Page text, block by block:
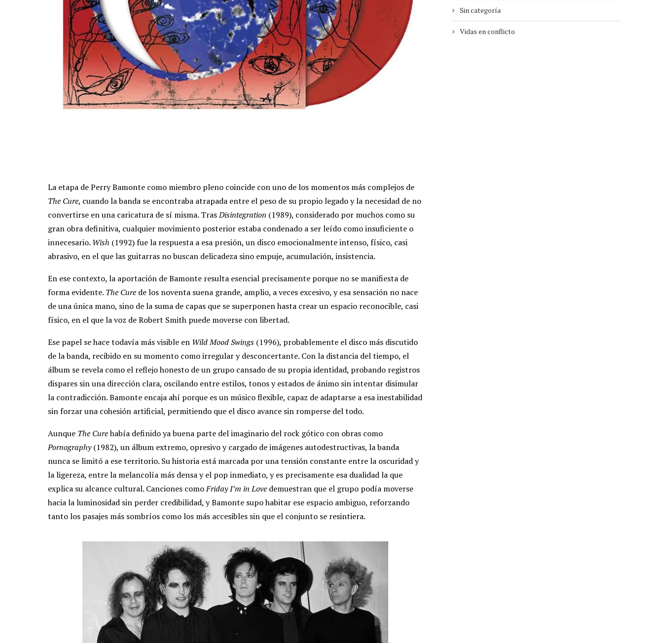
La etapa de Perry Bamonte como miembro pleno coincide con uno de los momentos más complejos de
The Cure, cuando la banda se encontraba atrapada entre el peso de su propio legado y la necesidad de no
convertirse en una caricatura de sí misma. TrasDisintegration (1989), considerado por muchos como su
gran obra definitiva, cualquier movimiento posterior estaba condenado a ser leído como insuficiente o
innecesario. Wish (1992) fue la respuesta a esa presión, un disco emocionalmente intenso, físico, casi
abrasivo, en el que las guitarras no buscan delicadeza sino empuje, acumulación, insistencia.
En ese contexto, la aportación de Bamonte resulta esencial precisamente porque no se manifiesta de
forma evidente. The Cure de los noventa suena grande, amplio, a veces excesivo, y esa sensación no nace
de una única mano, sino de la suma de capas que se superponen hasta crear un espacio reconocible, casi
físico, en el que la voz de Robert Smith puede moverse con libertad.
Ese papel se hace todavía más visible en Wild Mood Swings (1996), probablemente el disco más discutido
de la banda, recibido en su momento como irregular y desconcertante. Con la distancia del tiempo, el
álbum se revela como el reflejo honesto de un grupo cansado de su propia identidad, probando registros
dispares sin una dirección clara, oscilando entre estilos, tonos y estados de ánimo sin intentar disimular
la contradicción. Bamonte encaja ahí porque es un músico flexible, capaz de adaptarse a esa inestabilidad
sin forzar una cohesión artificial, permitiendo que el disco avance sin romperse del todo.
Aunque The Curehabía definido ya buena parte del imaginario del rock gótico con obras como
Pornography(1982), un álbum extremo, opresivo y cargado de imágenes autodestructivas, la banda
nunca se limitó a ese territorio. Su historia está marcada por una tensión constante entre la oscuridad y
la ligereza, entre la melancolía más densa y el pop inmediato, y es precisamente esa dualidad la que
explica su alcance cultural. Canciones comoFriday I’m in Love demuestran que el grupo podía moverse
hacia la luminosidad sin perder credibilidad, y Bamonte supo habitar ese espacio ambiguo, reforzando
tanto los pasajes más sombríos como los más accesibles sin que el conjunto se resintiera.
Sin categoría
Vidas en conflicto